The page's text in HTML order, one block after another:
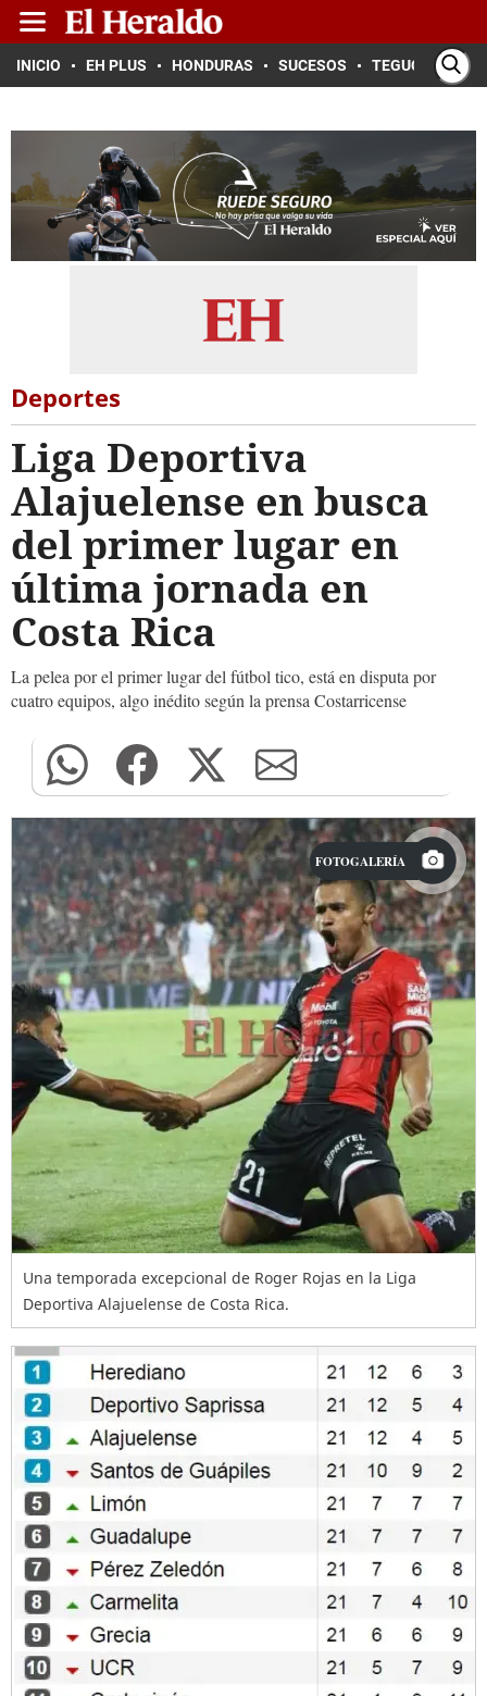
INICIO EH PLUS HONDURAS SUCESOS TEGUCIGALPA
Deportes
Liga Deportiva
Alajuelense en busca
del primer lugar en
última jornada en
Costa Rica
La pelea por el primer lugar del fútbol tico, está en disputa por
cuatro equipos, algo inédito según la prensa Costarricense
FOTOGALERÍA
Una temporada excepcional de Roger Rojas en la Liga
Deportiva Alajuelense de Costa Rica.